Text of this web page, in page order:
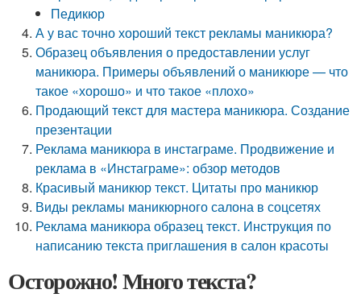
Педикюр
А у вас точно хороший текст рекламы маникюра?
Образец объявления о предоставлении услуг
маникюра. Примеры объявлений о маникюре — что
такое «хорошо» и что такое «плохо»
Продающий текст для мастера маникюра. Создание
презентации
Реклама маникюра в инстаграме. Продвижение и
реклама в «Инстаграме»: обзор методов
Красивый маникюр текст. Цитаты про маникюр
Виды рекламы маникюрного салона в соцсетях
Реклама маникюра образец текст. Инструкция по
написанию текста приглашения в салон красоты
Осторожно! Много текста?